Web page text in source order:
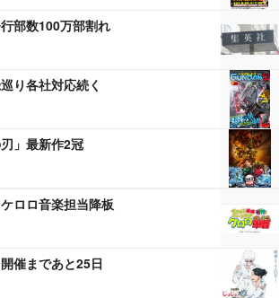
部数100万部割れ
り各社対応続く
」最新作2冠
ロロ音楽担当降板
催まであと25日